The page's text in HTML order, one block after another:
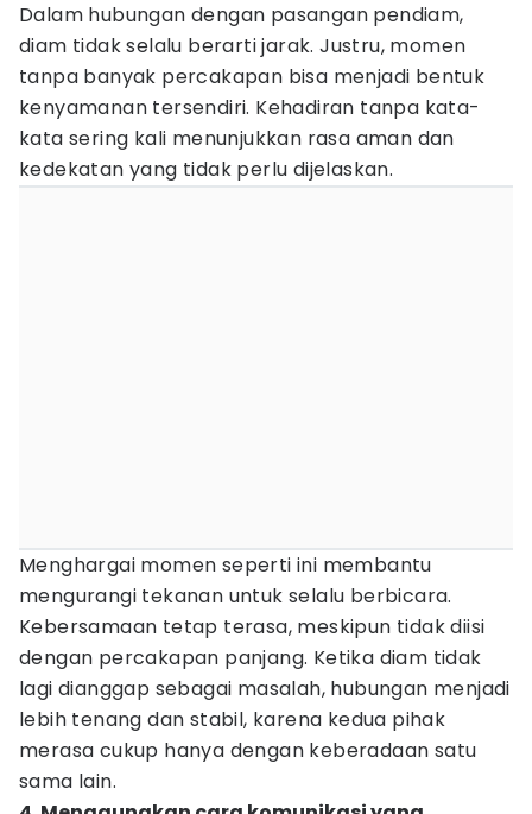
Dalam hubungan dengan pasangan pendiam,
diam tidak selalu berarti jarak. Justru, momen
tanpa banyak percakapan bisa menjadi bentuk
kenyamanan tersendiri. Kehadiran tanpa kata-
kata sering kali menunjukkan rasa aman dan
kedekatan yang tidak perlu dijelaskan.
Menghargai momen seperti ini membantu
mengurangi tekanan untuk selalu berbicara.
Kebersamaan tetap terasa, meskipun tidak diisi
dengan percakapan panjang. Ketika diam tidak
lagi dianggap sebagai masalah, hubungan menjadi
lebih tenang dan stabil, karena kedua pihak
merasa cukup hanya dengan keberadaan satu
sama lain.